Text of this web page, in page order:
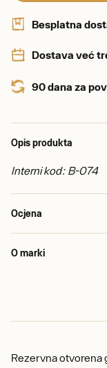
Besplatna
Dostava već
90 dana za
Opis produkta
Interni kod: B-074
Ocjena
O marki
Rezervna otvorena